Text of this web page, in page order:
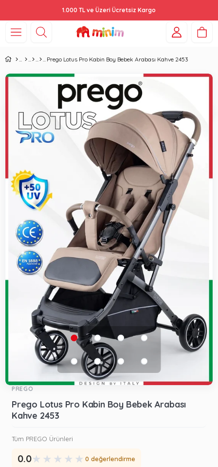
1.000 TL ve Üzeri Ücretsiz Kargo
Prego Lotus Pro Kabin Boy Bebek Arabası Kahve 2453
PREGO
Prego Lotus Pro Kabin Boy Bebek Arabası
Kahve 2453
Tüm PREGO Ürünleri
0.0★ ★ ★ ★ ★ 0 değerlendirme